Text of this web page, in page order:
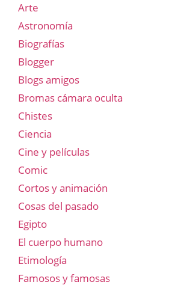
Arte
Astronomía
Biografías
Blogger
Blogs amigos
Bromas cámara oculta
Chistes
Ciencia
Cine y películas
Comic
Cortos y animación
Cosas del pasado
Egipto
El cuerpo humano
Etimología
Famosos y famosas